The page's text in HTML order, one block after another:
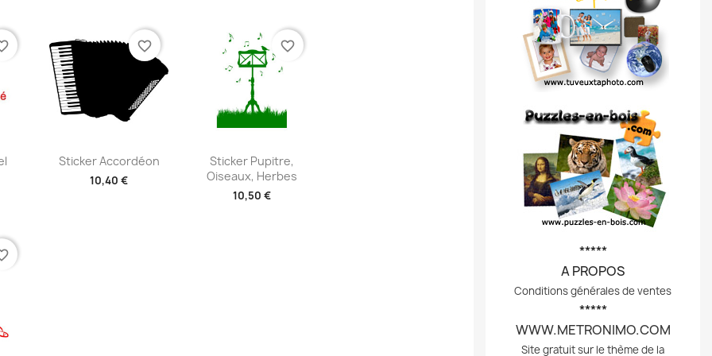
Aperçu rapide
Sticker Accordéon
10,40 €
favorite_border
Aperçu rapide
+2
Sticker Pupitre,
Oiseaux, Herbes
10,50 €
favorite_border
*****
A PROPOS
Conditions générales de ventes
*****
WWW.METRONIMO.COM
Site gratuit sur le thème de la